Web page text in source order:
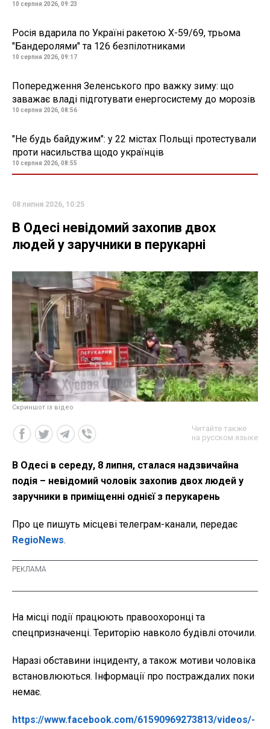
10 серпня 2026, 09:23
Росія вдарила по Україні ракетою Х-59/69, трьома
"Бандеролями" та 126 безпілотниками
10 серпня 2026, 09:17
Попередження Зеленського про важку зиму: що
заважає владі підготувати енергосистему до морозів
10 серпня 2026, 08:56
"Не будь байдужим": у 22 містах Польщі протестували
проти насильства щодо українців
10 серпня 2026, 08:55
08 липня 2026, 10:25
В Одесі невідомий захопив двох
людей у заручники в перукарні
Скриншот із відео
Читайте также
на русском языке
В Одесі в середу, 8 липня, сталася надзвичайна
подія – невідомий чоловік захопив двох людей у
заручники в приміщенні однієї з перукарень
Про це пишуть місцеві телеграм-канали, передає
RegioNews.
На місці події працюють правоохоронці та
спецпризначенці. Територію навколо будівлі оточили.
Наразі обставини інциденту, а також мотиви чоловіка
встановлюються. Інформації про постраждалих поки
немає.
https://www.facebook.com/61590969273813/videos/-